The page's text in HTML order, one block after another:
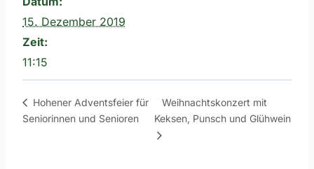
15. Dezember 2019
Zeit:
11:15
Hohener Adventsfeier für
Seniorinnen und Senioren
Weihnachtskonzert mit
Keksen, Punsch und Glühwein